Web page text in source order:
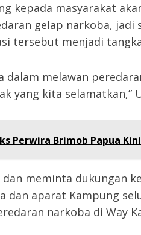
kepada masyarakat
gelap narkoba,
tersebut menjadi
melawan
yang kita selamatkan,”
Perwira Brimob Papua
meminta dukungan
dan aparat Kampung
narkoba di Way